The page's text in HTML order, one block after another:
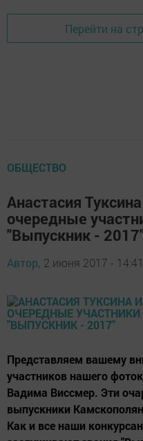
Перейти на
ОБЩЕСТВО
Анастасия
очередные
"Выпускник -
Автор, 2 июня 2017 - 14:41
Представляем вашему
участников нашего
Вадима Виссмер. Эти
выпускники
Как и все наши